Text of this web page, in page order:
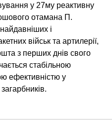
у 27му реактивну
отамана П.
і
військ та артилерії,
з перших днів свого
стабільною
ефективністю у